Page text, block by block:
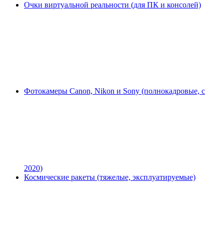
Очки виртуальной реальности (для ПК и консолей)
Фотокамеры Canon, Nikon и Sony (полнокадровые, с
2020)
Космические ракеты (тяжелые, эксплуатируемые)